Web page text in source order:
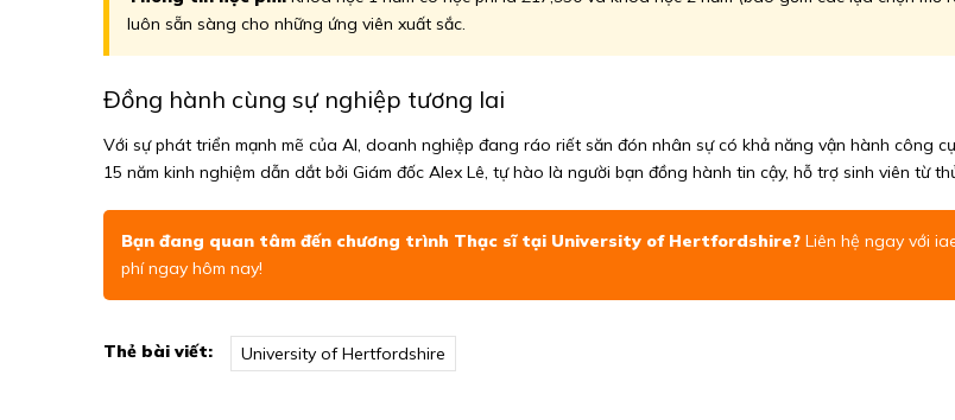
luôn sẵn sàng cho những ứng viên xuất sắc.
Đồng hành cùng sự nghiệp tương lai
Với sự phát triển mạnh mẽ của AI, doanh nghiệp đang ráo riết săn đón nhân sự có khả năng vận hành công
15 năm kinh nghiệm dẫn dắt bởi Giám đốc Alex Lê, tự hào là người bạn đồng hành tin cậy, hỗ trợ sinh viên từ
Bạn đang quan tâm đến chương trình Thạc sĩ tại University of Hertfordshire? Liên hệ ngay với
phí ngay hôm nay!
Thẻ bài viết: University of Hertfordshire